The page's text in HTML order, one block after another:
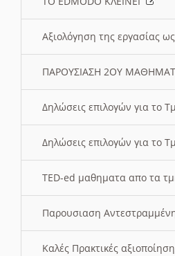
Αξιολόγηση της εργασίας
ΠΑΡΟΥΣΙΑΣΗ 2ΟΥ
Δηλώσεις επιλογών για το
Δηλώσεις επιλογών για το
TED-ed μαθηματα απο τα
Παρουσιαση
Καλές Πρακτικές